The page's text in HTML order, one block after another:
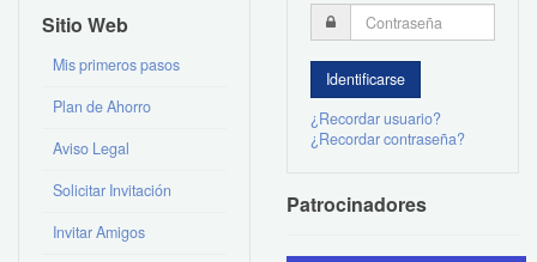
Sitio Web
Mis primeros pasos
Plan de Ahorro
Aviso Legal
Solicitar Invitación
Invitar Amigos
¿Recordar usuario?
¿Recordar contraseña?
Patrocinadores